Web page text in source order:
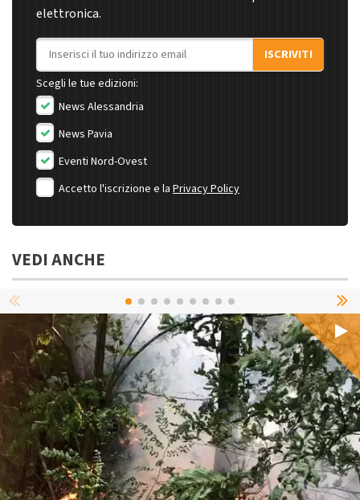
elettronica.
Indirizzo email
ISCRIVITI
Scegli le tue edizioni:
News Alessandria
News Pavia
Eventi Nord-Ovest
Accetto l'iscrizione e la Privacy Policy
VEDI ANCHE